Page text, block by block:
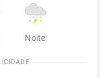
Noite